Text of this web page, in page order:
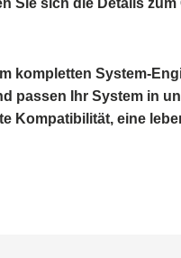
kompletten System-
passen Ihr System in
Kompatibilität, eine